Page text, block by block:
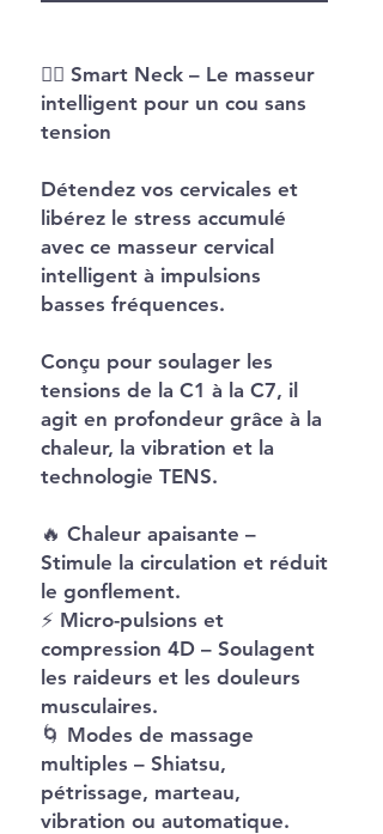
💆‍♀️ Smart Neck – Le masseur
intelligent pour un cou sans
tension
Détendez vos cervicales et
libérez le stress accumulé
avec ce masseur cervical
intelligent à impulsions
basses fréquences.
Conçu pour soulager les
tensions de la C1 à la C7, il
agit en profondeur grâce à la
chaleur, la vibration et la
technologie TENS.
🔥 Chaleur apaisante –
Stimule la circulation et réduit
le gonflement.
⚡ Micro-pulsions et
compression 4D – Soulagent
les raideurs et les douleurs
musculaires.
🌀 Modes de massage
multiples – Shiatsu,
pétrissage, marteau,
vibration ou automatique.